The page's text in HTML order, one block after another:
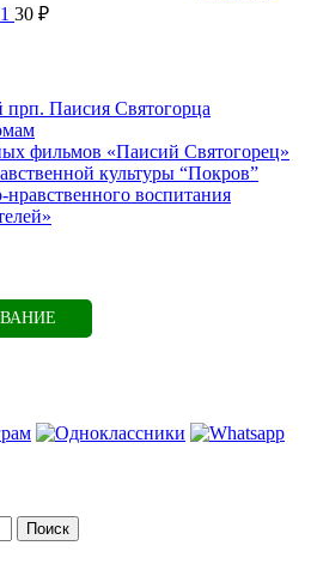
30 ₽
Паисия Святогорца
фильмов «Паисий Святогорец»
культуры “Покров”
воспитания
Поиск